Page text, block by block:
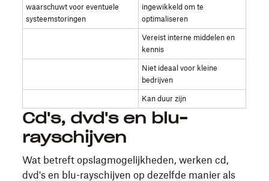
waarschuwt voor eventuele
systeemstoringen
ingewikkeld om te
optimaliseren
Vereist interne middelen en
kennis
Niet ideaal voor kleine
bedrijven
Kan duur zijn
Cd's, dvd's en blu-
rayschijven
Wat betreft opslagmogelijkheden, werken cd,
dvd's en blu-rayschijven op dezelfde manier als